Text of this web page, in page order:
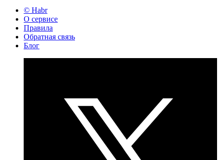
© Habr
О сервисе
Правила
Обратная связь
Блог